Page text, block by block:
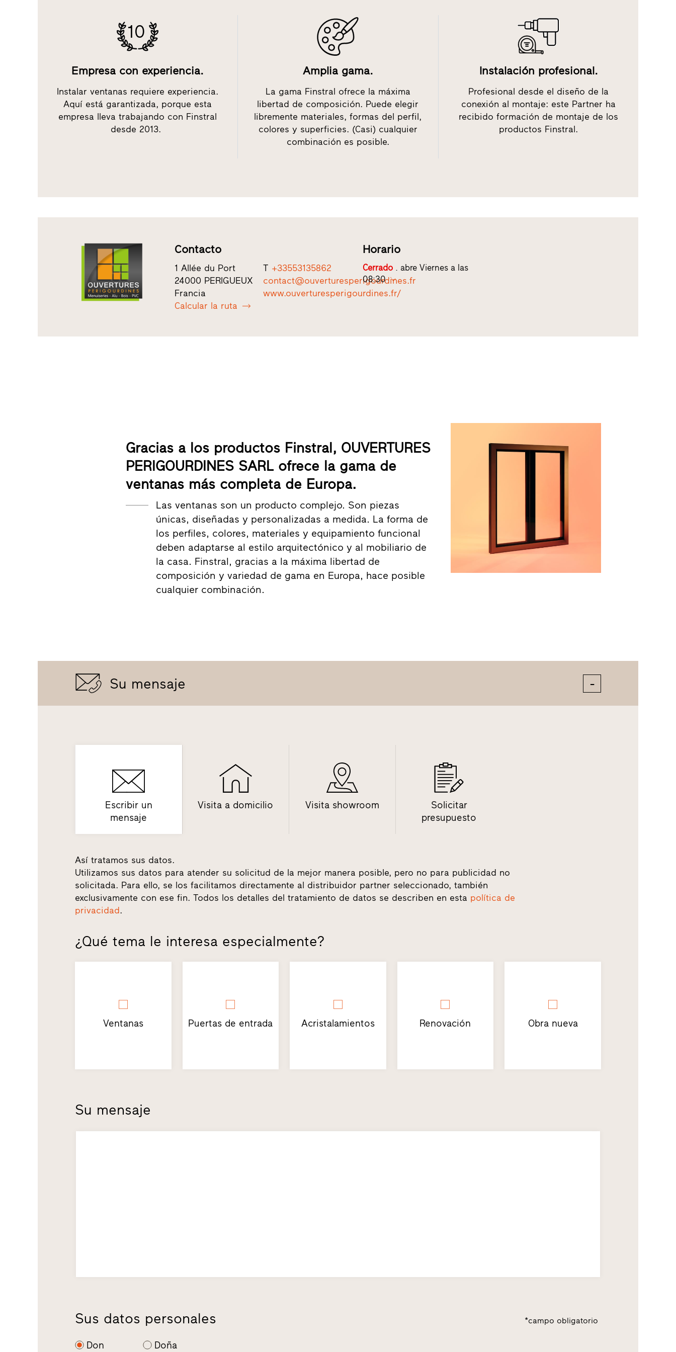
10
Empresa con experiencia.
Instalar ventanas requiere experiencia.
Aquí está garantizada, porque esta
empresa lleva trabajando con Finstral
desde 2013.
Amplia gama.
La gama Finstral ofrece la máxima
libertad de composición. Puede elegir
libremente materiales, formas del perfil,
colores y superficies. (Casi) cualquier
combinación es posible.
Instalación profesional.
Profesional desde el diseño de la
conexión al montaje: este Partner ha
recibido formación de montaje de los
productos Finstral.
Contacto
1 Allée du Port
24000 PERIGUEUX
Francia
Calcular la ruta
T +33553135862
contact@ouverturesperigourdines.fr
www.ouverturesperigourdines.fr/
Horario
Cerrado. abre Viernes a las
08:30
Gracias a los productos Finstral, OUVERTURES
PERIGOURDINES SARL ofrece la gama de
ventanas más completa de Europa.
Las ventanas son un producto complejo. Son piezas
únicas, diseñadas y personalizadas a medida. La forma de
los perfiles, colores, materiales y equipamiento funcional
deben adaptarse al estilo arquitectónico y al mobiliario de
la casa. Finstral, gracias a la máxima libertad de
composición y variedad de gama en Europa, hace posible
cualquier combinación.
Su mensaje
Escribir un
mensaje
Visita a domicilio Visita showroom
Solicitar
presupuesto
Así tratamos sus datos.
Utilizamos sus datos para atender su solicitud de la mejor manera posible, pero no para publicidad no
solicitada. Para ello, se los facilitamos directamente al distribuidor partner seleccionado, también
exclusivamente con ese fin. Todos los detalles del tratamiento de datos se describen en esta política de
privacidad.
¿Qué tema le interesa especialmente?
Ventanas Puertas de entrada Acristalamientos Renovación Obra nueva
Su mensaje
Sus datos personales *campo obligatorio
Don Doña